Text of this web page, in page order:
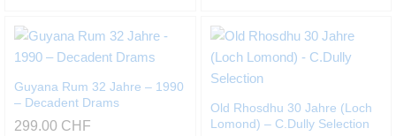
Guyana Rum 32 Jahre – 1990
– Decadent Drams
299.00 CHF
Old Rhosdhu 30 Jahre (Loch
Lomond) – C.Dully Selection